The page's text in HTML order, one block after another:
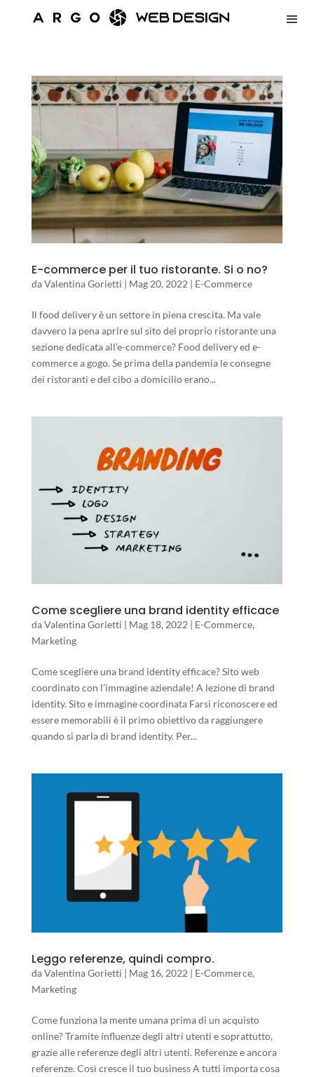
E-commerce per il tuo ristorante. Si o no?
daValentina Gorietti | Mag 20, 2022 | E-Commerce
Il food delivery è un settore in piena crescita. Ma vale
davvero la pena aprire sul sito del proprio ristorante una
sezione dedicata all’e-commerce? Food delivery ed e-
commerce a gogo. Se prima della pandemia le consegne
dei ristoranti e del cibo a domicilio erano...
Come scegliere una brand identity efficace
daValentina Gorietti | Mag 18, 2022 | E-Commerce,
Marketing
Come scegliere una brand identity efficace? Sito web
coordinato con l’immagine aziendale! A lezione di brand
identity. Sito e immagine coordinata Farsi riconoscere ed
essere memorabili è il primo obiettivo da raggiungere
quando si parla di brand identity. Per...
Leggo referenze, quindi compro.
daValentina Gorietti | Mag 16, 2022 | E-Commerce,
Marketing
Come funziona la mente umana prima di un acquisto
online? Tramite influenze degli altri utenti e soprattutto,
grazie alle referenze degli altri utenti. Referenze e ancora
referenze. Così cresce il tuo business A tutti importa cosa